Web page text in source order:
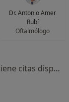
Dr. Antonio Amer
Rubí
Oftalmólogo
Ningún profesional de este centro tiene citas disponibles